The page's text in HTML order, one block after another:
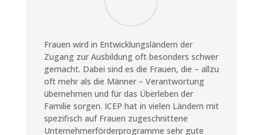
Frauen wird in Entwicklungsländern der
Zugang zur Ausbildung oft besonders schwer
gemacht. Dabei sind es die Frauen, die – allzu
oft mehr als die Männer – Verantwortung
übernehmen und für das Überleben der
Familie sorgen. ICEP hat in vielen Ländern mit
spezifisch auf Frauen zugeschnittene
Unternehmerförderprogramme sehr gute